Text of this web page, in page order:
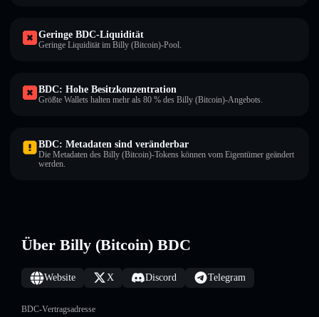
Geringe BDC-Liquidität
Geringe Liquidität im Billy (Bitcoin)-Pool.
BDC: Hohe Besitzkonzentration
Größte Wallets halten mehr als 80 % des Billy (Bitcoin)-Angebots.
BDC: Metadaten sind veränderbar
Die Metadaten des Billy (Bitcoin)-Tokens können vom Eigentümer geändert
werden.
Über Billy (Bitcoin) BDC
Website X Discord Telegram
BDC-Vertragsadresse